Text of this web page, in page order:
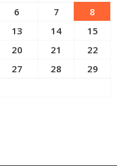
6 7
8
13 14
15
20 21
22
27 28
29